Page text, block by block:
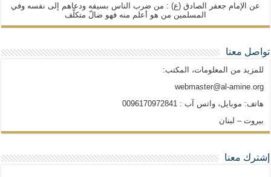
عن الإمام جعفر الصادق (ع) : من ضرب الناس بسيفه ودعاهم إلى نفسه وفي
المسلمين من هو أعلم منه فهو ضالّ متكلّف
تواصل معنا
للمزيد من المعلومات، المكتب:
webmaster@al-amine.org
هاتف: موبايل، واتس آب : 0096170972841
بيروت – لبنان
إشترك معنا